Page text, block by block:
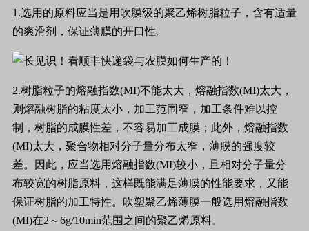
1.选用的原料应当是用吹膜级的聚乙烯树脂粒子，含有适量
的爽滑剂，保证薄膜的开口性。
2.树脂粒子的熔融指数(MI)不能太大，熔融指数(MI)太大，
则熔融树脂的粘度太小，加工范围窄，加工条件难以控
制，树脂的成膜性差，不容易加工成膜；此外，熔融指数
(MI)太大，聚合物相对分子量分布太窄，薄膜的强度较
差。因此，应当选用熔融指数(MI)较小，且相对分子量分
布较宽的树脂原料，这样既能满足薄膜的性能要求，又能
保证树脂的加工特性。吹塑聚乙烯薄膜一般选用熔融指数
(MI)在2 ～6g/10min范围之间的聚乙烯原料。